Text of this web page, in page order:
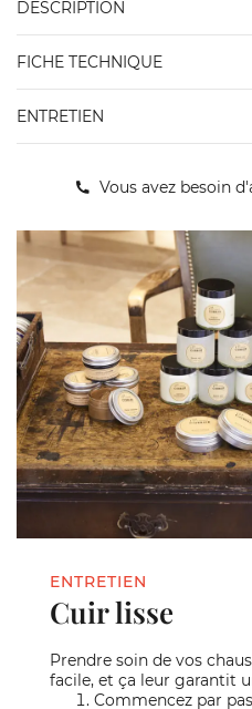
DESCRIPTION
FICHE TECHNIQUE
ENTRETIEN
Vous avez besoin
ENTRETIEN
Cuir lisse
Prendre soin de vos
facile, et ça leur garantit
Commencez par